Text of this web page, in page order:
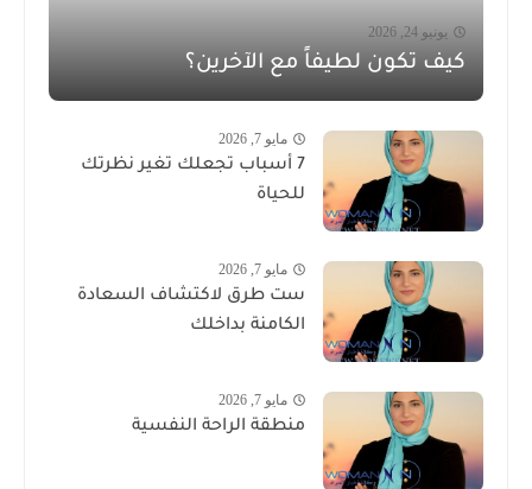
يونيو 24, 2026
كيف تكون لطيفاً مع الآخرين؟
مايو 7, 2026
7 أسباب تجعلك تغير نظرتك
للحياة
مايو 7, 2026
ست طرق لاكتشاف السعادة
الكامنة بداخلك
مايو 7, 2026
منطقة الراحة النفسية